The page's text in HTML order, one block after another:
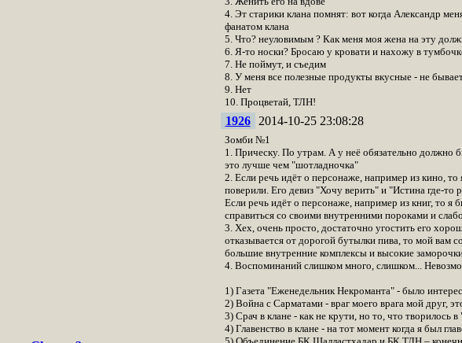
4. Эт старики клана помнят: вот когда Александр
фанатом клана
5. Что? неуловимым ? Как меня моя жена на эту
6. Я-то носки? Бросаю у кровати и нахожу в
7. Не поймут, и съедим
8. У меня все полезные продукты вкусные - не
9. Нет
10. Процветай, ТЛН!
1926 2014-10-25 23:08:28
Зомби №1
1. Прическу. По утрам. А у неё обязательно должно
это лучше чем "шотладночка"
2. Если речь идёт о персонаже, например из кино,
поверили. Его девиз "Хочу верить" и "Истина где-то
Если речь идёт о персонаже, например из книг, то я
справиться со своими внутренними пороками и
3. Хех, очень просто, достаточно угостить его
отказывается от дорогой бутылки пива, то мой вам
большие внутренние комплексы и высокие
4. Воспоминаний слишком много, слишком...
1) Газета "Еженедельник Некроманта" - было
2) Война с Сарматами - враг моего врага мой друг,
3) Срач в клане - как не крути, но то, что творилось
4) Главенство в клане - на тот момент когда я был